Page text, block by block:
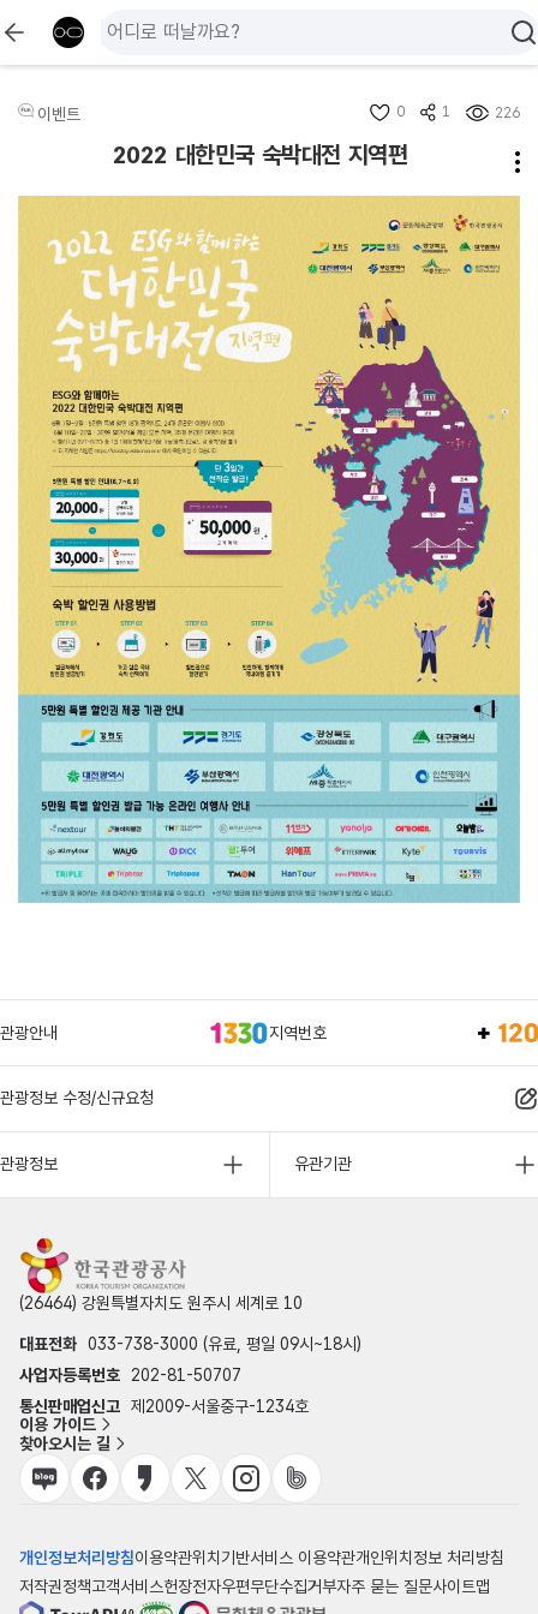
0 1 226
이벤트
2022 대한민국 숙박대전 지역편
관광안내 지역번호
관광정보 수정/신규요청
관광정보 유관기관
(26464) 강원특별자치도 원주시 세계로 10
대표전화 033-738-3000 (유료, 평일 09시~18시)
사업자등록번호
202-81-50707
통신판매업신고 제2009-서울중구-1234호
이용 가이드
찾아오시는 길
개인정보처리방침이용약관위치기반서비스 이용약관개인위치정보 처리방침
저작권정책고객서비스헌장전자우편무단수집거부자주 묻는 질문사이트맵